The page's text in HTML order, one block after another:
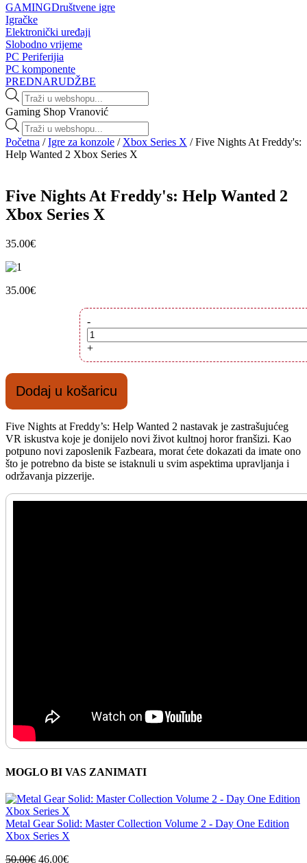
GAMINGDruštvene igre
Igračke
Elektronički uređaji
Slobodno vrijeme
PC Periferijia
PC komponente
PREDNARUDŽBE
Products
search
Gaming Shop Vranović
Products
search
Početna /Igre za konzole / Xbox Series X / Five Nights At Freddy's:
Help Wanted 2 Xbox Series X
Five Nights At Freddy's: Help Wanted 2
Xbox Series X
35.00€
35.00€
-Five
Nights
At
2
Xbox
X
količina
+
Dodaj u košaricu
Five Nights at Freddy’s: Help Wanted 2 nastavak je zastrašujućeg
VR iskustva koje je donijelo novi život kultnoj horor franšizi. Kao
potpuno novi zaposlenik Fazbeara, morat ćete dokazati da imate ono
što je potrebno da biste se istaknuli u svim aspektima upravljanja i
održavanja pizzerije.
MOGLO BI VAS ZANIMATI
Metal Gear Solid: Master Collection Volume 2 - Day One Edition
Xbox Series X
50.00€ Izvorna
46.00€Trenutna